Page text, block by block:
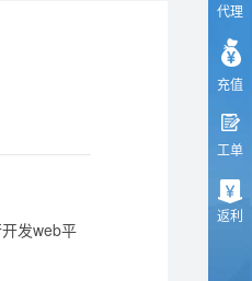
发web平
代理
充值
工单
返利